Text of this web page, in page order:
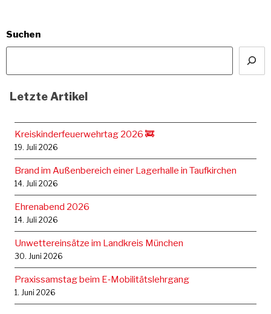
Suchen
Letzte Artikel
Kreiskinderfeuerwehrtag 2026 🚒
19. Juli 2026
Brand im Außenbereich einer Lagerhalle in Taufkirchen
14. Juli 2026
Ehrenabend 2026
14. Juli 2026
Unwettereinsätze im Landkreis München
30. Juni 2026
Praxissamstag beim E‑Mobilitätslehrgang
1. Juni 2026